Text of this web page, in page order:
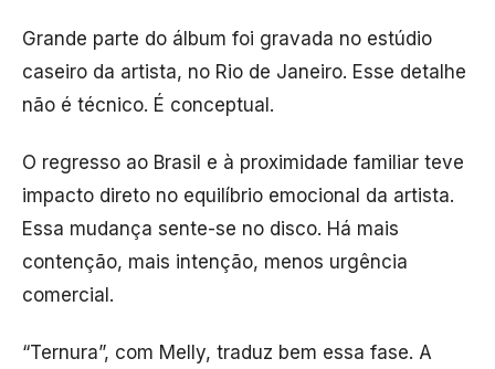
Grande parte do álbum foi gravada no estúdio
caseiro da artista, no Rio de Janeiro. Esse detalhe
não é técnico. É conceptual.
O regresso ao Brasil e à proximidade familiar teve
impacto direto no equilíbrio emocional da artista.
Essa mudança sente-se no disco. Há mais
contenção, mais intenção, menos urgência
comercial.
“Ternura”, com Melly, traduz bem essa fase. A